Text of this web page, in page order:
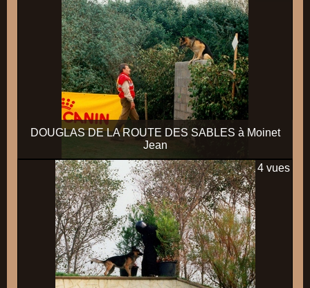
DOUGLAS DE LA ROUTE DES SABLES à Moinet
Jean
4 vues